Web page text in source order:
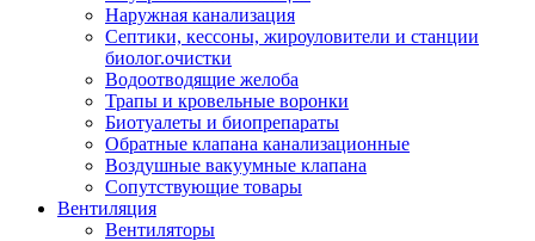
Наружная канализация
Септики, кессоны, жироуловители и станции
биолог.очистки
Водоотводящие желоба
Трапы и кровельные воронки
Биотуалеты и биопрепараты
Обратные клапана канализационные
Воздушные вакуумные клапана
Сопутствующие товары
Вентиляция
Вентиляторы